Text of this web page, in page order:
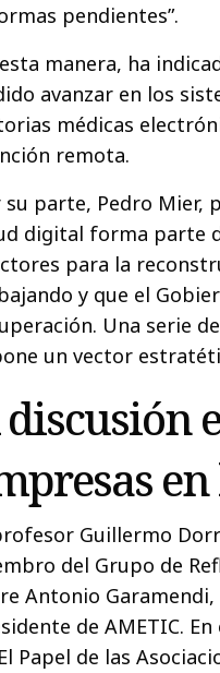
pendientes”.
manera, ha
avanzar en los
médicas
remota.
su parte, Pedro Mier,
digital forma parte
para la
y que el
Una serie
un vector
Guillermo
del Grupo de
Antonio Garamendi,
de AMETIC.
Papel de las